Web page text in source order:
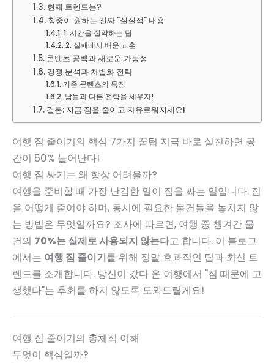
현재 트렌드는?
청중이 원하는 진짜 "실질적" 내용
1. 시간을 절약하는 팁
2. 실패에서 배운 교훈
콘텐츠 공백과 새로운 가능성
경쟁 분석과 차별화 전략
기존 콘텐츠의 특징
남들과 다른 전략을 세우자!
결론: 지금 짐을 줄이고 자유로워지세요!
여행 짐 줄이기의 핵심 7가지 꿀팁 지금 바로 실천하면 공
간이 50% 늘어난다!
여행 짐 싸기는 왜 항상 어려울까?
여행을 준비할 때 가장 난감한 일이 짐을 싸는 일입니다. 짐
을 어떻게 줄여야 하며, 동시에 필요한 물건들을 놓치지 않
는 방법은 무엇일까요? 조사에 따르면, 여행 중 챙겨간 물
건의 70%는 실제로 사용되지 않는다고 합니다. 이 블로그
에서는 여행 짐 줄이기를 위해 정말 효과적인 팁과 최신 트
렌드를 소개합니다. 당신이 갔다 온 여행에서 "짐 때문에 고
생했다"는 후회를 하지 않도록 도와드릴게요!
여행 짐 줄이기의 총체적 이해
무엇이 핵심일까?